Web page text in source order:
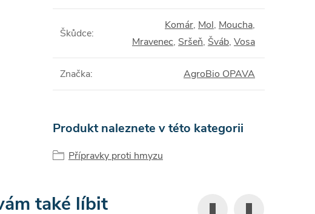
Škůdce:
Komár, Mol, Moucha,
Mravenec, Sršeň, Šváb, Vosa
Značka: AgroBio OPAVA
Produkt naleznete v této kategorii
Přípravky proti hmyzu